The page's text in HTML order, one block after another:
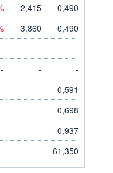
2,415
0,490
3,860
0,490
- -
-
- -
-
0,591
0,698
0,937
61,350